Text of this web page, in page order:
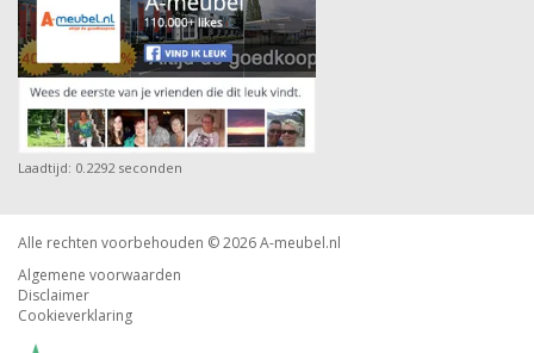
Laadtijd: 0.2292 seconden
Alle rechten voorbehouden © 2026A-meubel.nl
Algemene voorwaarden
Disclaimer
Cookieverklaring